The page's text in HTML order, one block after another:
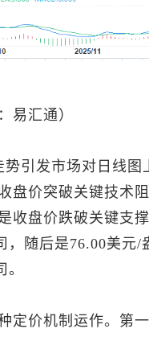
易汇通）
引发市场对日线
盘价突破关键技
收盘价跌破关键
，随后是76.00美元
定价机制运作。第